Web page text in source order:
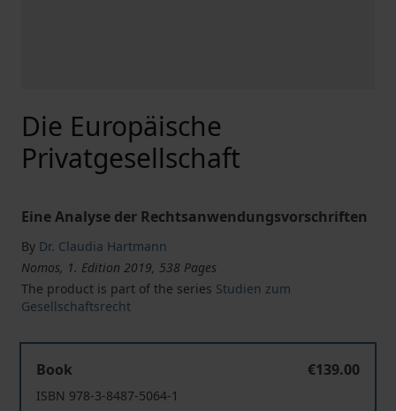
Die Europäische
Privatgesellschaft
Eine Analyse der Rechtsanwendungsvorschriften
By Dr. Claudia Hartmann
Nomos, 1. Edition 2019, 538 Pages
The product is part of the series Studien zum
Gesellschaftsrecht
Book
€139.00
ISBN 978-3-8487-5064-1